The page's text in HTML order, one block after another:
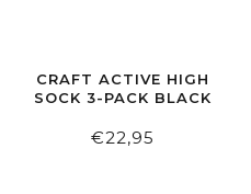
CRAFT ACTIVE HIGH
SOCK 3-PACK BLACK
€22,95